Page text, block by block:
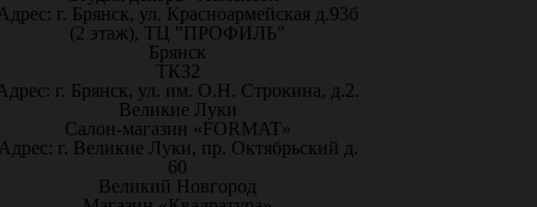
г. Брянск, ул. Красноармейская д.93б
(2 этаж), ТЦ "ПРОФИЛЬ"
Брянск
ТК32
г. Брянск, ул. им. О.Н. Строкина, д.2.
Великие Луки
Салон-магазин «FORMAT»
г. Великие Луки, пр. Октябрьский д.
60
Великий Новгород